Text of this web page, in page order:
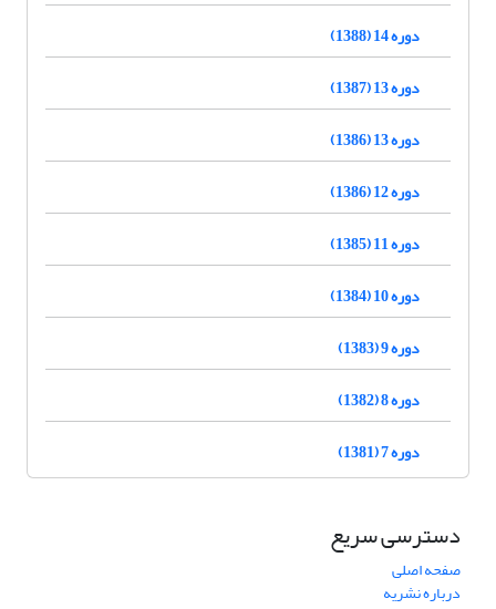
دوره 14 (1388)
دوره 13 (1387)
دوره 13 (1386)
دوره 12 (1386)
دوره 11 (1385)
دوره 10 (1384)
دوره 9 (1383)
دوره 8 (1382)
دوره 7 (1381)
دسترسی سریع
صفحه اصلی
درباره نشریه